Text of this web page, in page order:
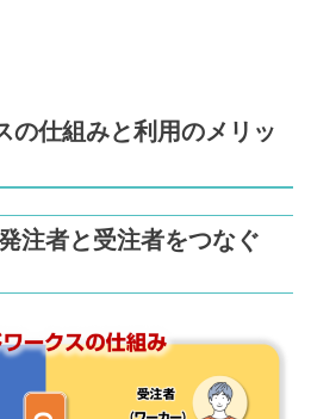
の仕組みと利用のメリッ
注者と受注者をつなぐ